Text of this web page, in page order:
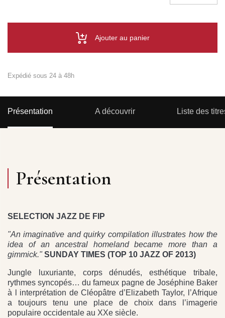
Ajouter au panier
Expédié sous 24 à 48h
Présentation A découvrir Liste des
Présentation
SELECTION JAZZ DE FIP
"An imaginative and quirky compilation illustrates how the
idea of an ancestral homeland became more than a
gimmick." SUNDAY TIMES (TOP 10 JAZZ OF 2013)
Jungle luxuriante, corps dénudés, esthétique tribale,
rythmes syncopés… du fameux pagne de Joséphine Baker
à l interprétation de Cléopâtre d’Elizabeth Taylor, l’Afrique
a toujours tenu une place de choix dans l’imagerie
populaire occidentale au XXe siècle.